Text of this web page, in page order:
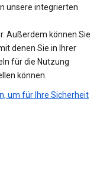
unsere integrierten
Außerdem können Sie
denen Sie in Ihrer
für die Nutzung
können.
um für Ihre Sicherheit